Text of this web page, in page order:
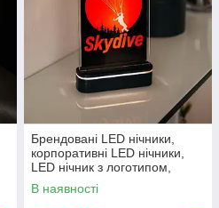
Брендовані LED нічники,
корпоративні LED нічники,
LED нічник з логотипом,
нічник з акумулятором
В наявності